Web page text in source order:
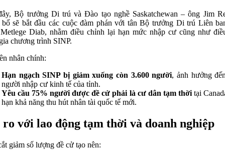
Bộ trưởng Di trú và Đào tạo nghề Saskatchewan – ông Jim
bố sẽ bắt đầu các cuộc đàm phán với tân Bộ trưởng Di trú Liên
Diab, nhằm điều chỉnh lại hạn mức nhập cư cũng như
chương trình SINP.
nhân chính:
Hạn ngạch SINP bị giảm xuống còn 3.600 người, ảnh hưởng
người nhập cư kinh tế của tỉnh.
Yêu cầu 75% người được đề cử phải là cư dân tạm thờitại
hạn khả năng thu hút nhân tài quốc tế mới.
với lao động tạm thời và doanh nghiệp
giảm số lượng đề cử tạo nên: